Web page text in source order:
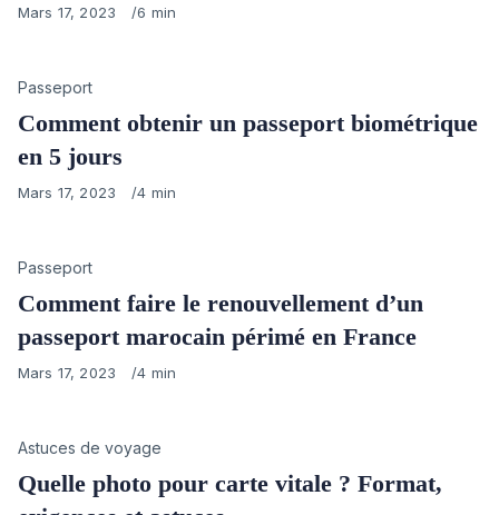
Published
Mars 17, 2023 6 min
Category
Passeport
Comment obtenir un passeport biométrique
en 5 jours
Published
Mars 17, 2023 4 min
Category
Passeport
Comment faire le renouvellement d’un
passeport marocain périmé en France
Published
Mars 17, 2023 4 min
Category
Astuces de voyage
Quelle photo pour carte vitale ? Format,